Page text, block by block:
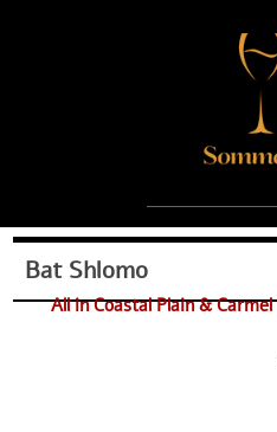
Bat Shlomo
All in Coastal Plain & Carmel